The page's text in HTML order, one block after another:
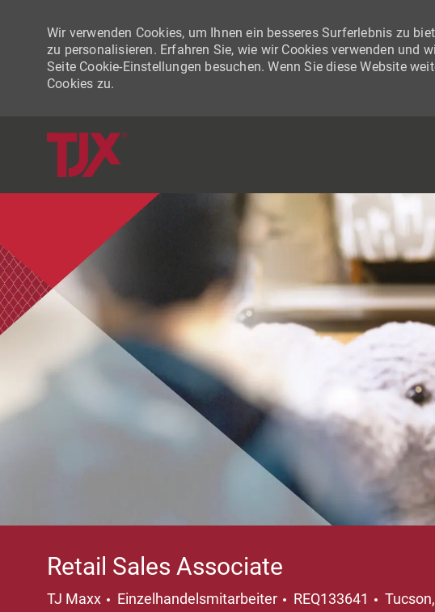
Wir verwenden Cookies, um Ihnen ein besseres Surferlebnis zu
zu personalisieren. Erfahren Sie, wie wir Cookies verwenden und
Seite Cookie-Einstellungen besuchen. Wenn Sie diese Website
Cookies zu.
Retail Sales Associate
TJ Maxx Kategorie
Einzelhandelsmitarbeiter REQ133641 Ort